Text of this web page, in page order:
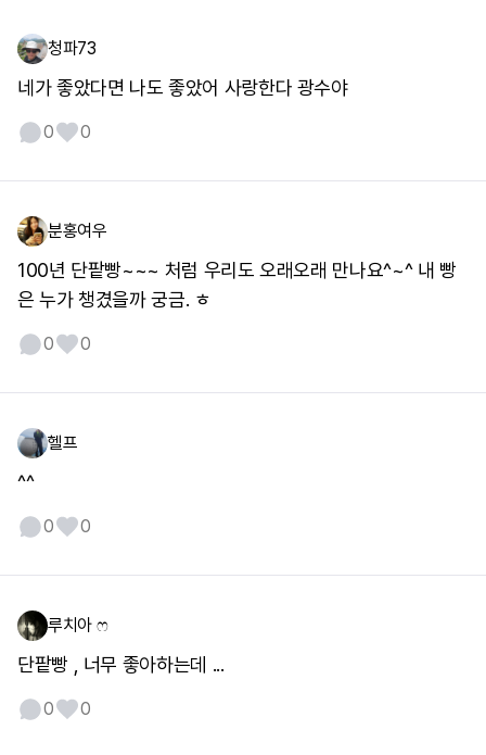
청파73
네가 좋았다면 나도 좋았어 사랑한다 광수야
0 0
분홍여우
100년 단팥빵~~~ 처럼 우리도 오래오래 만나요^~^ 내 빵
은 누가 챙겼을까 궁금. ㅎ
0 0
헬프
^^
0 0
루치아 ෆ‍
단팥빵 , 너무 좋아하는데 ...
0 0